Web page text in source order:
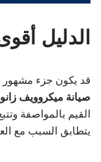
الدليل
قد يكون جزء مشهور
صيانة ميكروويف
القيم بالمواصفة
يتطابق السبب مع